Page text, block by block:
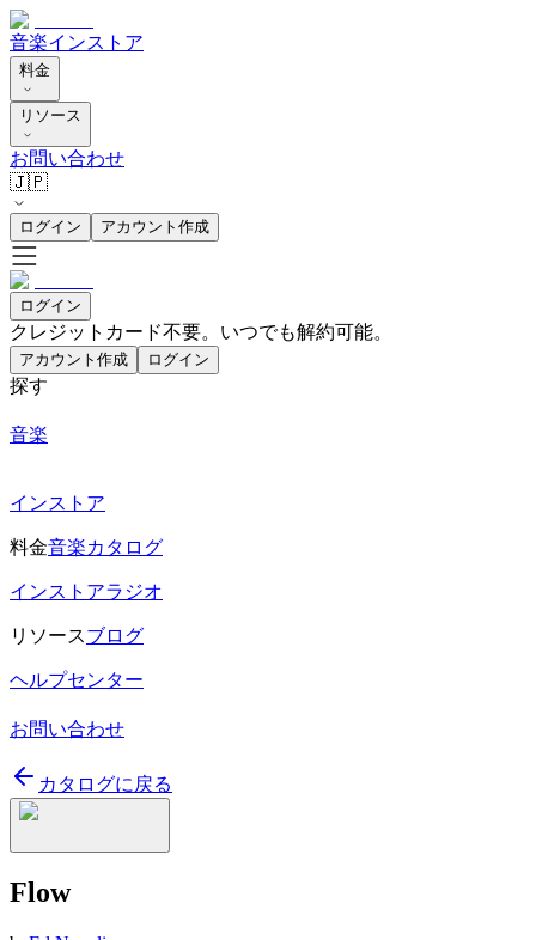
音楽インストア
料金
リソース
お問い合わせ
🇯🇵
ログイン アカウント作成
ログイン
クレジットカード不要。いつでも解約可能。
アカウント作成 ログイン
探す
音楽
インストア
料金音楽カタログ
インストアラジオ
リソースブログ
ヘルプセンター
お問い合わせ
カタログに戻る
Flow